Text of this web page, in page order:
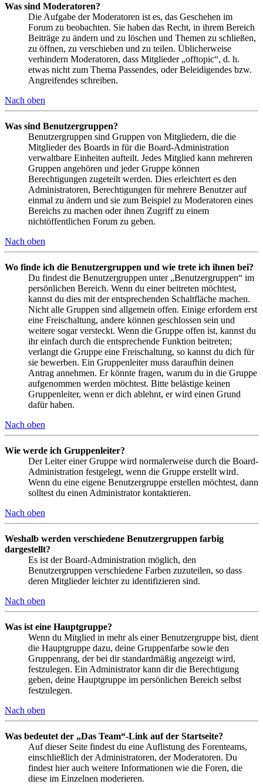
Was sind Moderatoren?
Die Aufgabe der Moderatoren ist es, das Geschehen im
Forum zu beobachten. Sie haben das Recht, in ihrem Bereich
Beiträge zu ändern und zu löschen und Themen zu schließen,
zu öffnen, zu verschieben und zu teilen. Üblicherweise
verhindern Moderatoren, dass Mitglieder „offtopic“, d. h.
etwas nicht zum Thema Passendes, oder Beleidigendes bzw.
Angreifendes schreiben.
Nach oben
Was sind Benutzergruppen?
Benutzergruppen sind Gruppen von Mitgliedern, die die
Mitglieder des Boards in für die Board-Administration
verwaltbare Einheiten aufteilt. Jedes Mitglied kann mehreren
Gruppen angehören und jeder Gruppe können
Berechtigungen zugeteilt werden. Dies erleichtert es den
Administratoren, Berechtigungen für mehrere Benutzer auf
einmal zu ändern und sie zum Beispiel zu Moderatoren eines
Bereichs zu machen oder ihnen Zugriff zu einem
nichtöffentlichen Forum zu geben.
Nach oben
Wo finde ich die Benutzergruppen und wie trete ich ihnen bei?
Du findest die Benutzergruppen unter „Benutzergruppen“ im
persönlichen Bereich. Wenn du einer beitreten möchtest,
kannst du dies mit der entsprechenden Schaltfläche machen.
Nicht alle Gruppen sind allgemein offen. Einige erfordern erst
eine Freischaltung, andere können geschlossen sein und
weitere sogar versteckt. Wenn die Gruppe offen ist, kannst du
ihr einfach durch die entsprechende Funktion beitreten;
verlangt die Gruppe eine Freischaltung, so kannst du dich für
sie bewerben. Ein Gruppenleiter muss daraufhin deinen
Antrag annehmen. Er könnte fragen, warum du in die Gruppe
aufgenommen werden möchtest. Bitte belästige keinen
Gruppenleiter, wenn er dich ablehnt, er wird einen Grund
dafür haben.
Nach oben
Wie werde ich Gruppenleiter?
Der Leiter einer Gruppe wird normalerweise durch die Board-
Administration festgelegt, wenn die Gruppe erstellt wird.
Wenn du eine eigene Benutzergruppe erstellen möchtest, dann
solltest du einen Administrator kontaktieren.
Nach oben
Weshalb werden verschiedene Benutzergruppen farbig
dargestellt?
Es ist der Board-Administration möglich, den
Benutzergruppen verschiedene Farben zuzuteilen, so dass
deren Mitglieder leichter zu identifizieren sind.
Nach oben
Was ist eine Hauptgruppe?
Wenn du Mitglied in mehr als einer Benutzergruppe bist, dient
die Hauptgruppe dazu, deine Gruppenfarbe sowie den
Gruppenrang, der bei dir standardmäßig angezeigt wird,
festzulegen. Ein Administrator kann dir die Berechtigung
geben, deine Hauptgruppe im persönlichen Bereich selbst
festzulegen.
Nach oben
Was bedeutet der „Das Team“-Link auf der Startseite?
Auf dieser Seite findest du eine Auflistung des Forenteams,
einschließlich der Administratoren, der Moderatoren. Du
findest hier auch weitere Informationen wie die Foren, die
diese im Einzelnen moderieren.